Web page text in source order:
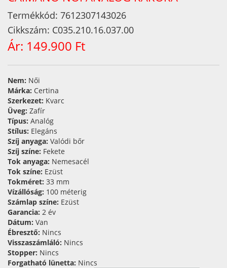
Termékkód: 7612307143026
Cikkszám: C035.210.16.037.00
Ár: 149.900 Ft
Nem: Női
Márka: Certina
Szerkezet: Kvarc
Üveg: Zafír
Típus: Analóg
Stílus: Elegáns
Szíj anyaga: Valódi bőr
Szíj színe: Fekete
Tok anyaga: Nemesacél
Tok színe: Ezüst
Tokméret: 33 mm
Vízállóság: 100 méterig
Számlap színe: Ezüst
Garancia: 2 év
Dátum: Van
Ébresztő: Nincs
Visszaszámláló: Nincs
Stopper: Nincs
Forgatható lünetta: Nincs